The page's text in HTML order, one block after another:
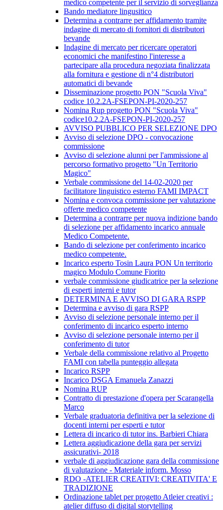
medico competente per il servizio di sorveglianza
Bando mediatore lingusitico
Determina a contrarre per affidamento tramite
indagine di mercato di fornitori di distributori
bevande
Indagine di mercato per ricercare operatori
economici che manifestino l'interesse a
partecipare alla procedura negoziata finalizzata
alla fornitura e gestione di n°4 distributori
automatici di bevande
Disseminazione progetto PON "Scuola Viva"
codice 10.2.2A-FSEPON-PI-2020-257
Nomina Rup progetto PON "Scuola Viva"
codice10.2.2A-FSEPON-PI-2020-257
AVVISO PUBBLICO PER SELEZIONE DPO
Avviso di selezione DPO - convocazione
commissione
Avviso di selezione alunni per l'ammissione al
percorso formativo progetto "Un Territorio
Magico"
Verbale commissione del 14-02-2020 per
facilitatore linguistico esterno FAMI IMPACT
Nomina e convoca commissione per valutazione
offerte medico competente
Determina a contrarre per nuova indizione bando
di selezione per affidamento incarico annuale
Medico Competente.
Bando di selezione per conferimento incarico
medico competente.
Incarico esperto Tosin Laura PON Un territorio
magico Modulo Comune Fiorito
verbale commissione giudicatrice per la selezione
di esperti interni e tutor
DETERMINA E AVVISO DI GARA RSPP
Determina e avviso di gara RSPP
Avviso di selezione personale interno per il
conferimento di incarico esperto interno
Avviso di selezione personale interno per il
conferimento di tutor
Verbale della commissione relativo al Progetto
FAMI con tabella punteggio allegata
Incarico RSPP
Incarico DSGA Emanuela Zanazzi
Nomina RUP
Contratto di prestazione d'opera per Scarangella
Marco
Verbale graduatoria definitiva per la selezione di
docenti interni per esperti e tutor
Lettera di incarico di tutor ins. Barbieri Chiara
Lettera aggiudicazione della gara per servizi
assicurativi- 2018
verbale di aggiudicazione gara della commissione
di valutazione - Materiale inform. Mosso
RDO -ATELIER CREATIVI: CREATIVITA' E
TRADIZIONE
Ordinazione tablet per progetto Atleier creativi :
atelier diffuso di digital storytelling